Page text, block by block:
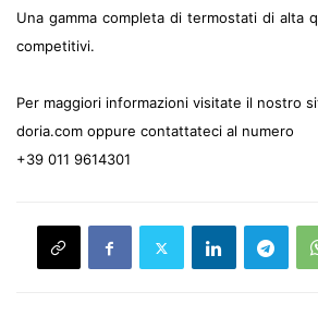
Una gamma completa di termostati di alta
competitivi.
Per maggiori informazioni visitate il nostro
doria.com oppure contattateci al numero
+39 011 9614301